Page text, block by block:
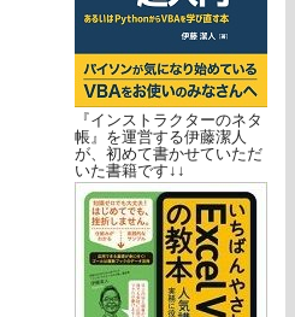
『インストラクターのネタ
帳』を運営する伊藤潔人
が、初めて書かせていただ
いた書籍です↓↓